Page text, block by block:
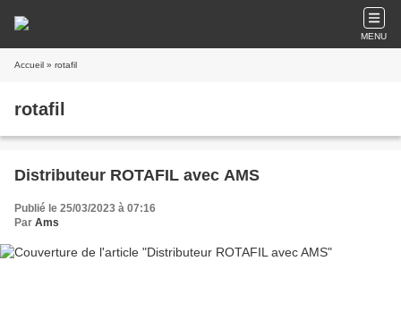
MENU
Accueil » rotafil
rotafil
Distributeur ROTAFIL avec AMS
Publié le 25/03/2023 à 07:16
Par Ams